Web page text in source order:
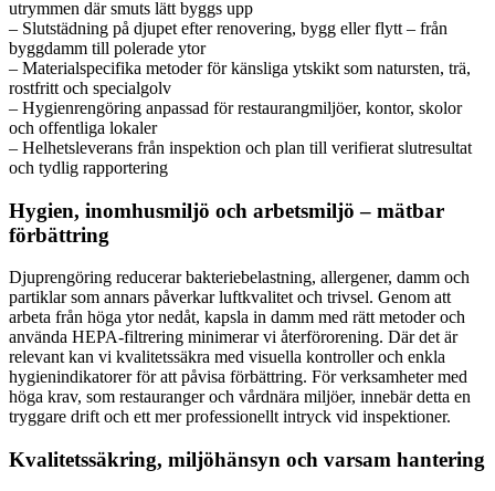
utrymmen där smuts lätt byggs upp
– Slutstädning på djupet efter renovering, bygg eller flytt – från
byggdamm till polerade ytor
– Materialspecifika metoder för känsliga ytskikt som natursten, trä,
rostfritt och specialgolv
– Hygienrengöring anpassad för restaurangmiljöer, kontor, skolor
och offentliga lokaler
– Helhetsleverans från inspektion och plan till verifierat slutresultat
och tydlig rapportering
Hygien, inomhusmiljö och arbetsmiljö – mätbar
förbättring
Djuprengöring reducerar bakteriebelastning, allergener, damm och
partiklar som annars påverkar luftkvalitet och trivsel. Genom att
arbeta från höga ytor nedåt, kapsla in damm med rätt metoder och
använda HEPA-filtrering minimerar vi återförorening. Där det är
relevant kan vi kvalitetssäkra med visuella kontroller och enkla
hygienindikatorer för att påvisa förbättring. För verksamheter med
höga krav, som restauranger och vårdnära miljöer, innebär detta en
tryggare drift och ett mer professionellt intryck vid inspektioner.
Kvalitetssäkring, miljöhänsyn och varsam hantering